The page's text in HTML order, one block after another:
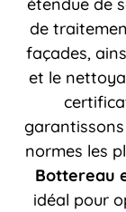
de
façades,
et le
normes les
Bottereau
idéal pour